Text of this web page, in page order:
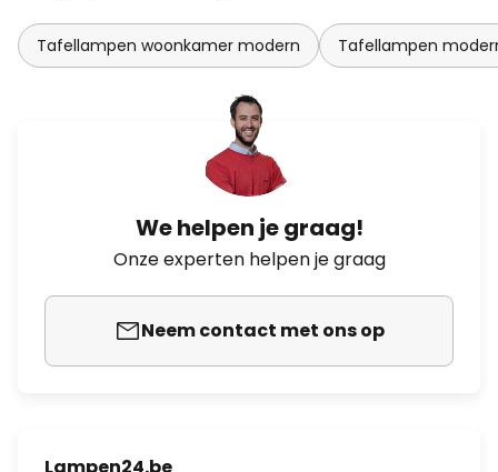
Tafellampen woonkamer modern Tafellampen
We helpen je graag!
Onze experten helpen je graag
Neem contact met ons op